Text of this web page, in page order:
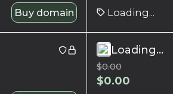
Buy domain Loading...
Loading...
$0.00
$0.00